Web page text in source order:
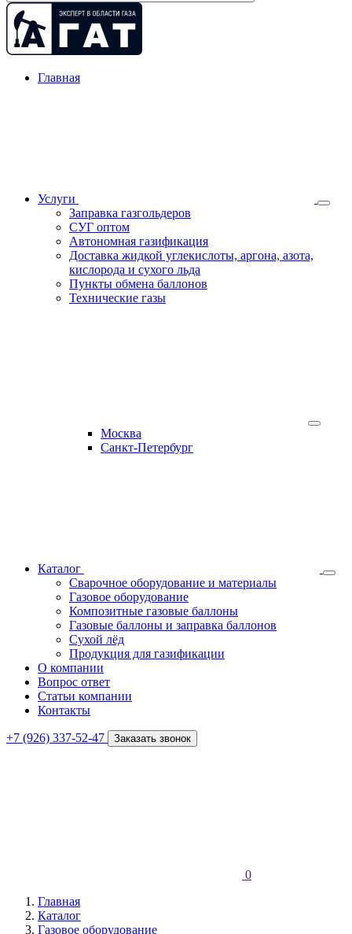
Главная
Услуги
Заправка газгольдеров
СУГ оптом
Автономная газификация
Доставка жидкой углекислоты, аргона, азота,
кислорода и сухого льда
Пункты обмена баллонов
Технические газы
Москва
Санкт-Петербург
Каталог
Сварочное оборудование и материалы
Газовое оборудование
Композитные газовые баллоны
Газовые баллоны и заправка баллонов
Сухой лёд
Продукция для газификации
О компании
Вопрос ответ
Статьи компании
Контакты
+7 (926) 337-52-47 Заказать звонок
0
Главная
Каталог
Газовое оборудование